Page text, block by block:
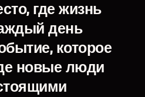
где жизнь
день
которое
новые люди